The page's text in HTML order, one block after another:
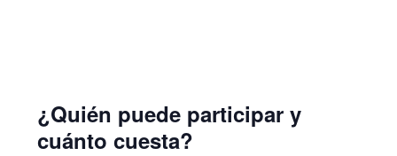
¿Quién puede participar y
cuánto cuesta?